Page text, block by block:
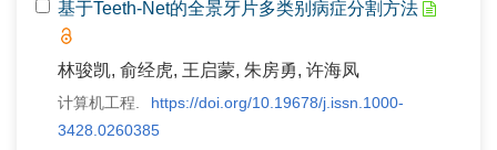
基于Teeth-Net的全景牙片多类别病症分割方法
林骏凯, 俞经虎, 王启蒙, 朱房勇, 许海凤
计算机工程.
https://doi.org/10.19678/j.issn.1000-
3428.0260385